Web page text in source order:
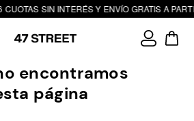
CUOTAS SIN INTERÉS Y ENVÍO GRATIS A
encontramos
página